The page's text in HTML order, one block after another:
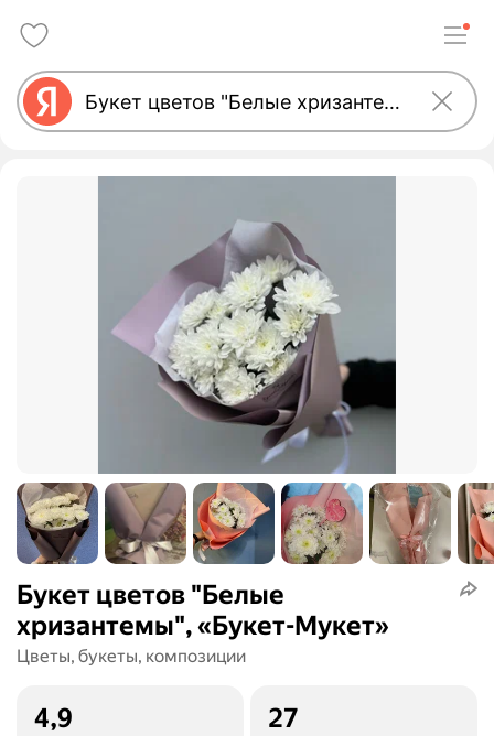
Букет цветов "Белые
хризантемы", «Букет-Мукет»
Цветы, букеты, композиции
4,9 27